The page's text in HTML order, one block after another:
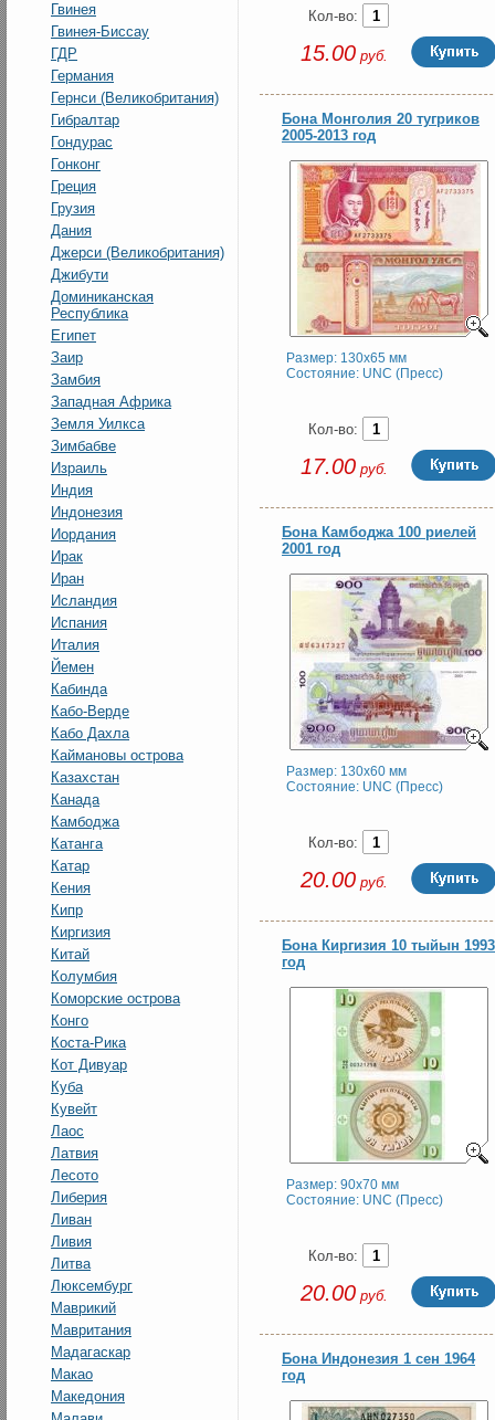
Гвинея
Гвинея-Биссау
ГДР
Германия
Гернси (Великобритания)
Гибралтар
Гондурас
Гонконг
Греция
Грузия
Дания
Джерси (Великобритания)
Джибути
Доминиканская
Республика
Египет
Заир
Замбия
Западная Африка
Земля Уилкса
Зимбабве
Израиль
Индия
Индонезия
Иордания
Ирак
Иран
Исландия
Испания
Италия
Йемен
Кабинда
Кабо-Верде
Кабо Дахла
Каймановы острова
Казахстан
Канада
Камбоджа
Катанга
Катар
Кения
Кипр
Киргизия
Китай
Колумбия
Коморские острова
Конго
Коста-Рика
Кот Дивуар
Куба
Кувейт
Лаос
Латвия
Лесото
Либерия
Ливан
Ливия
Литва
Люксембург
Маврикий
Мавритания
Мадагаскар
Макао
Македония
Кол-во:
15.00руб.
Бона Монголия 20 тугриков
2005-2013 год
Размер: 130x65 мм
Состояние: UNC (Пресс)
Кол-во:
17.00руб.
Бона Камбоджа 100 риелей
2001 год
Размер: 130x60 мм
Состояние: UNC (Пресс)
Кол-во:
20.00руб.
Бона Киргизия 10 тыйын 1993
год
Размер: 90x70 мм
Состояние: UNC (Пресс)
Кол-во:
20.00руб.
Бона Индонезия 1 сен 1964
год